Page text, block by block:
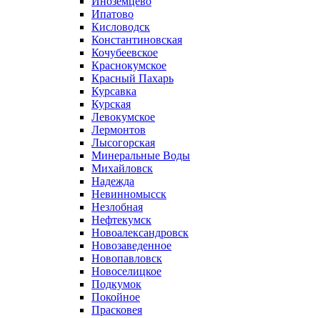
Ипатово
Кисловодск
Константиновская
Кочубеевское
Краснокумское
Красный Пахарь
Курсавка
Курская
Левокумское
Лермонтов
Лысогорская
Минеральные Воды
Михайловск
Надежда
Невинномысск
Незлобная
Нефтекумск
Новоалександровск
Новозаведенное
Новопавловск
Новоселицкое
Подкумок
Покойное
Прасковея